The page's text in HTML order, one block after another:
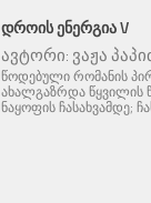
ᲓᲠᲝᲘᲡ ᲔᲜᲔᲠᲒᲘᲐ V
ავტორი: ვაჟა
წოდებული რომანის
ახალგაზრდა წყვილის
ნაყოფის ჩასახვამდე;